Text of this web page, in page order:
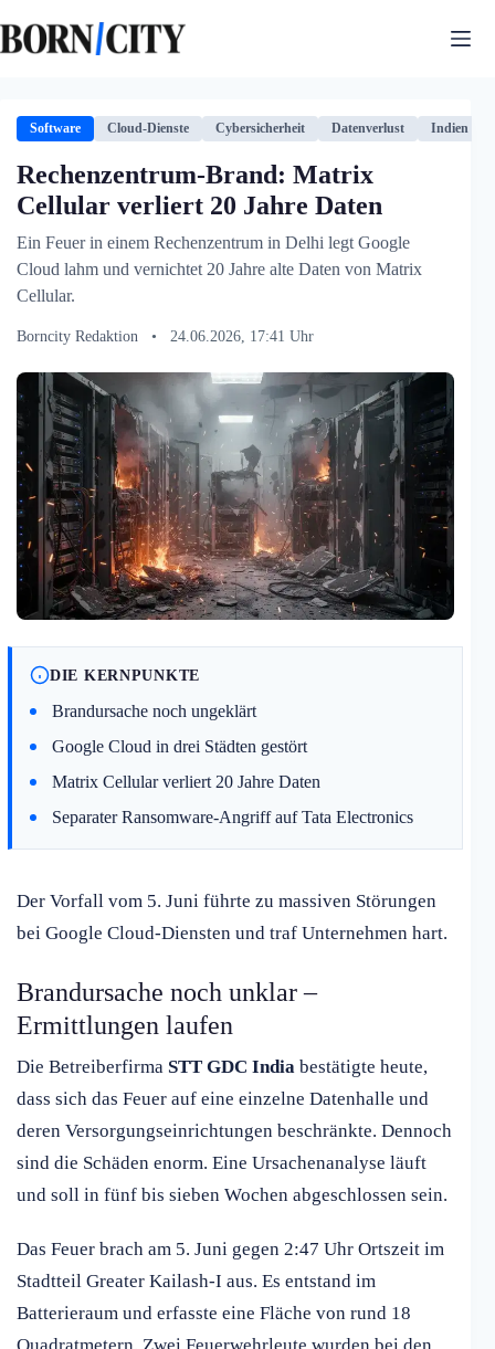
Inhalt
springen
Software Cloud-Dienste Cybersicherheit Datenverlust Indien
Rechenzentrum-Brand: Matrix
Cellular verliert 20 Jahre Daten
Ein Feuer in einem Rechenzentrum in Delhi legt Google
Cloud lahm und vernichtet 20 Jahre alte Daten von Matrix
Cellular.
Borncity Redaktion • 24.06.2026, 17:41 Uhr
DIE KERNPUNKTE
Brandursache noch ungeklärt
Google Cloud in drei Städten gestört
Matrix Cellular verliert 20 Jahre Daten
Separater Ransomware-Angriff auf Tata Electronics
Der Vorfall vom 5. Juni führte zu massiven Störungen
bei Google Cloud-Diensten und traf Unternehmen hart.
Brandursache noch unklar –
Ermittlungen laufen
Die Betreiberfirma STT GDC India bestätigte heute,
dass sich das Feuer auf eine einzelne Datenhalle und
deren Versorgungseinrichtungen beschränkte. Dennoch
sind die Schäden enorm. Eine Ursachenanalyse läuft
und soll in fünf bis sieben Wochen abgeschlossen sein.
Das Feuer brach am 5. Juni gegen 2:47 Uhr Ortszeit im
Stadtteil Greater Kailash-I aus. Es entstand im
Batterieraum und erfasste eine Fläche von rund 18